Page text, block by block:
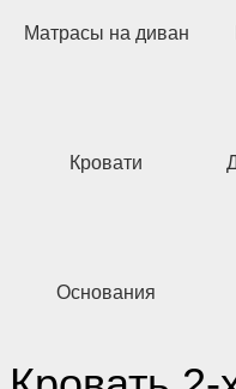
Матрасы на диван
Кровати
Основания